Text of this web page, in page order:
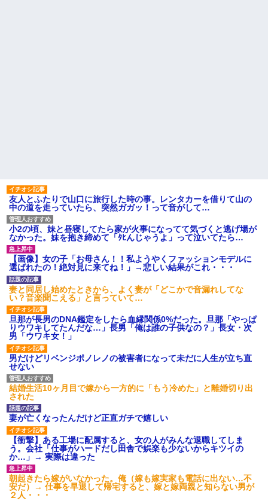
私「初めて飲む味だけどなん
のお茶？」彼「ちっ！」私「」
【GIF】JSのカンチョーワロ
タ
後続車にクラクションを鳴ら
され彼氏が逆切れ。「何クラク
ション鳴らしてんだ！降りてこ
いよ！」と怒鳴りだし...
【衝撃】報酬100万円超の治験
募集がこちらｗｗｗｗｗ(※画像
あり)
【ネット騒然】惨殺されたタ
ワマン頂き女子のこの動画、す
げえええええｗｗｗｗｗｗｗｗ
ｗｗｗ
【愕然】白のクラウン俺氏、
高速道路左車線を制限速度で走
った結果wwwwwwwwwwww
百年の恋12-899 食べた量を
張り合ってくる
【悲報】佐藤輝明・・・２軍
でも盛大にやらかす←あまり悲
しませないでくれ
友人とふたりで山口に旅行した時の事。レンタカーを借りて山の
中の道を走っていたら、突然ガガッ！って音がして…
小2の頃、妹と昼寝してたら家が火事になってて気づくと逃げ場が
なかった。妹を抱き締めて「ﾀﾋんじゃうよ」って泣いてたら…
【画像】女の子「お母さん！！私ようやくファッションモデルに
選ばれたの！絶対見に来てね！」→悲しい結果がこれ・・・
妻と同居し始めたときから、よく妻が「どこかで音漏れしてな
い？音楽聞こえる」と言っていて…
旦那が長男のDNA鑑定をしたら血縁関係0%だった。旦那「やっぱ
りウワキしてたんだな…」長男「俺は誰の子供なの？」長女・次
男「ウワキ女！」
男だけどリベンジポノレノの被害者になって未だに人生が立ち直
せない
結婚生活10ヶ月目で嫁から一方的に「もう冷めた」と離婚切り出
された
妻が亡くなったんだけど正直ガチで嬉しい
【衝撃】ある工場に配属すると、女の人がみんな退職してしま
う。会社「仕事がハードだし田舎で娯楽も少ないからキツイの
か…」→ 実際は違った
朝起きたら嫁がいなかった。俺（嫁も嫁実家も電話に出ない…不
安だ）→ 仕事を早退して帰宅すると、嫁と嫁両親と知らない男が
２人・・・